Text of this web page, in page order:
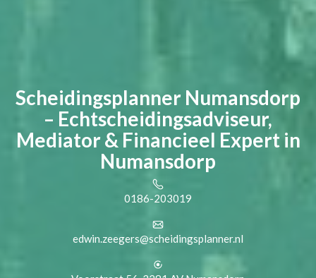
Scheidingsplanner Numansdorp
– Echtscheidingsadviseur,
Mediator & Financieel Expert in
Numansdorp
0186-203019
edwin.zeegers@scheidingsplanner.nl